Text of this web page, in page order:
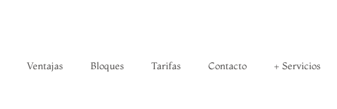
Ventajas Bloques Tarifas Contacto + Servicios